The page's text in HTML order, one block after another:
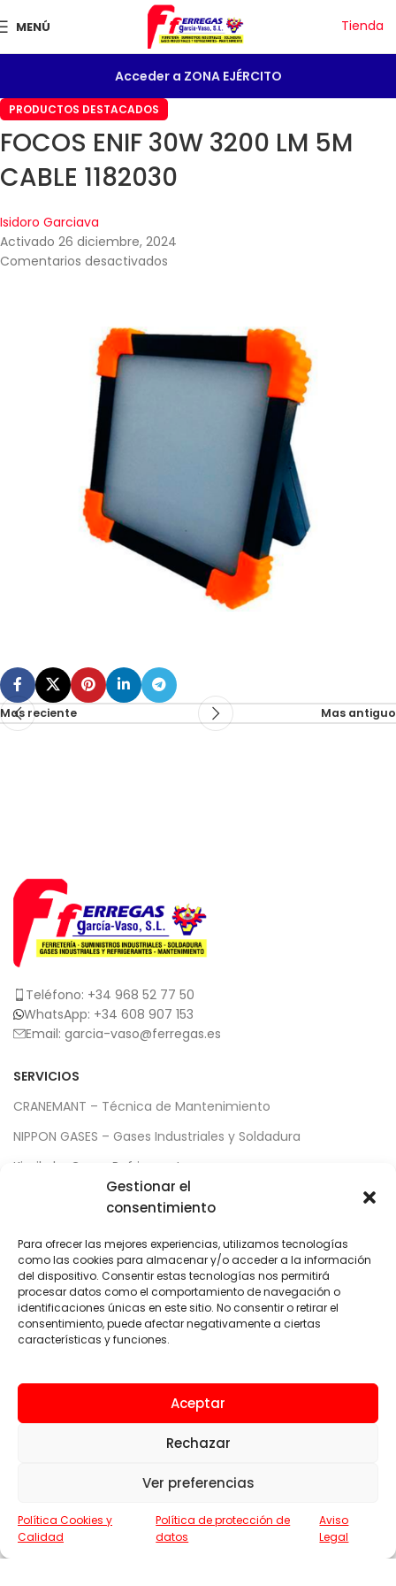
Gestionar el
consentimiento
Para ofrecer las mejores experiencias, utilizamos tecnologías
como las cookies para almacenar y/o acceder a la información
del dispositivo. Consentir estas tecnologías nos permitirá
procesar datos como el comportamiento de navegación o
identificaciones únicas en este sitio. No consentir o retirar el
consentimiento, puede afectar negativamente a ciertas
características y funciones.
Aceptar
Rechazar
Ver preferencias
Política Cookies y
Calidad
Política de protección de
datos
Aviso
Legal
MENÚ Tienda
Acceder a ZONA EJÉRCITO
PRODUCTOS DESTACADOS
FOCOS ENIF 30W 3200 LM 5M
CABLE 1182030
Isidoro Garciava
Activado 26 diciembre, 2024
Comentarios desactivados
Mas reciente Mas antiguo
Teléfono: +34 968 52 77 50
WhatsApp: +34 608 907 153
Email: garcia-vaso@ferregas.es
SERVICIOS
CRANEMANT – Técnica de Mantenimiento
NIPPON GASES – Gases Industriales y Soldadura
Kimikal – Gases Refrigerantes
Sistemas de elevación
ENLACES
Sobre nosotros
Servicios
ZonaÉlite™
Política de cookies